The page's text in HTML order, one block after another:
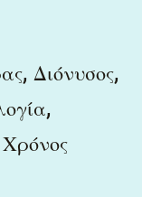
, Διόνυσος,
,
Χρόνος